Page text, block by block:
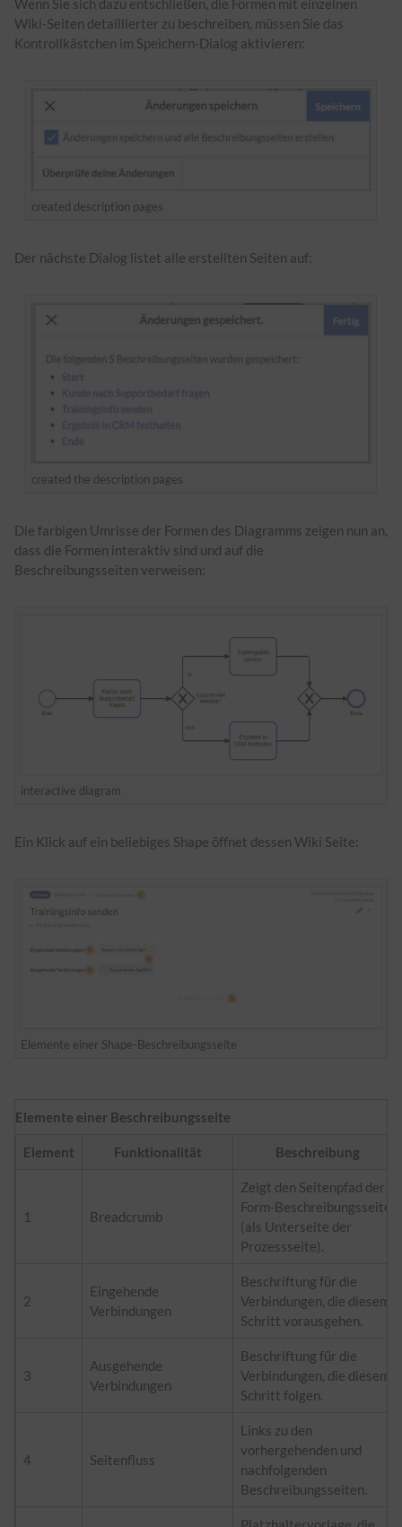
Wenn Sie sich dazu entschließen, die Formen mit einzelnen
Wiki-Seiten detaillierter zu beschreiben, müssen Sie das
Kontrollkästchen im Speichern-Dialog aktivieren:
created description pages
Der nächste Dialog listet alle erstellten Seiten auf:
created the description pages
Die farbigen Umrisse der Formen des Diagramms zeigen nun an,
dass die Formen interaktiv sind und auf die
Beschreibungsseiten verweisen:
interactive diagram
Ein Klick auf ein beliebiges Shape öffnet dessen Wiki Seite:
Elemente einer Shape-Beschreibungsseite
Elemente einer Beschreibungsseite
Element Funktionalität Beschreibung
1 Breadcrumb
Zeigt den Seitenpfad der
Form-Beschreibungsseite
(als Unterseite der
Prozessseite).
2
Eingehende
Verbindungen
Beschriftung für die
Verbindungen, die diesem
Schritt vorausgehen.
3
Ausgehende
Verbindungen
Beschriftung für die
Verbindungen, die diesem
Schritt folgen.
4 Seitenfluss
Links zu den
vorhergehenden und
nachfolgenden
Beschreibungsseiten.